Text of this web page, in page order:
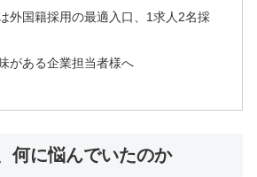
外国籍採用の最適入口、1求人2名採
がある企業担当者様へ
何に悩んでいたのか